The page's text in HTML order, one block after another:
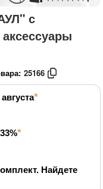
с
25166
Найдете